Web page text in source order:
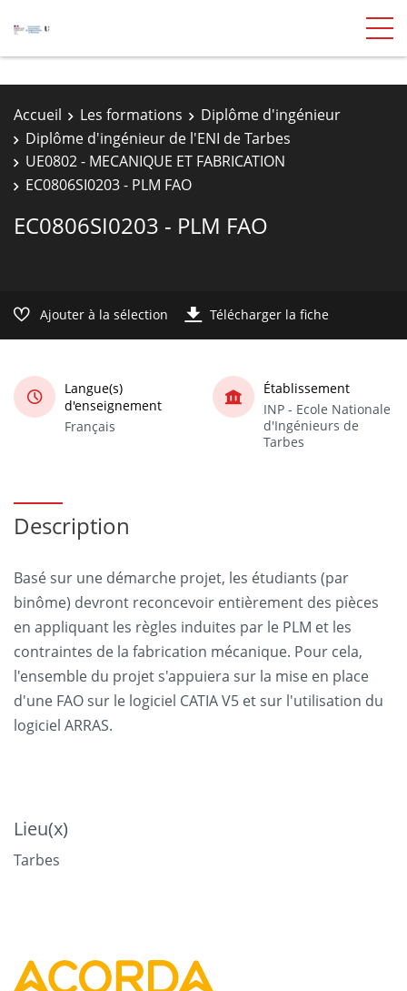
Accueil Les formations
Diplôme d'ingénieur
Diplôme d'ingénieur de l'ENI de Tarbes
UE0802 - MECANIQUE ET FABRICATION
EC0806SI0203 - PLM FAO
EC0806SI0203 - PLM FAO
Ajouter à la sélection Télécharger la fiche
Langue(s)
d'enseignement
Français
Établissement
INP - Ecole Nationale
d'Ingénieurs de
Tarbes
Description
Basé sur une démarche projet, les étudiants (par
binôme) devront reconcevoir entièrement des pièces
en appliquant les règles induites par le PLM et les
contraintes de la fabrication mécanique. Pour cela,
l'ensemble du projet s'appuiera sur la mise en place
d'une FAO sur le logiciel CATIA V5 et sur l'utilisation du
logiciel ARRAS.
Lieu(x)
Tarbes